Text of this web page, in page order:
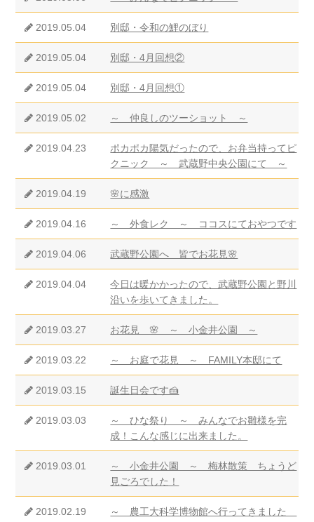
2019.05.04 別邸・令和の鯉のぼり
2019.05.04 別邸・4月回想②
2019.05.04 別邸・4月回想①
2019.05.02 ～ 仲良しのツーショット ～
2019.04.23
ポカポカ陽気だったので、お弁当持ってピ
クニック ～ 武蔵野中央公園にて ～
2019.04.19 🌸に感激
2019.04.16 ～ 外食レク ～ ココスにておやつです
2019.04.06 武蔵野公園へ 皆でお花見🌸
2019.04.04
今日は暖かかったので、武蔵野公園と野川
沿いを歩いてきました。
2019.03.27 お花見 🌸 ～ 小金井公園 ～
2019.03.22 ～ お庭で花見 ～ FAMILY本邸にて
2019.03.15 誕生日会です🍰
2019.03.03
～ ひな祭り ～ みんなでお雛様を完
成！こんな感じに出来ました。
2019.03.01
～ 小金井公園 ～ 梅林散策 ちょうど
見ごろでした！
2019.02.19
～ 農工大科学博物館へ行ってきました